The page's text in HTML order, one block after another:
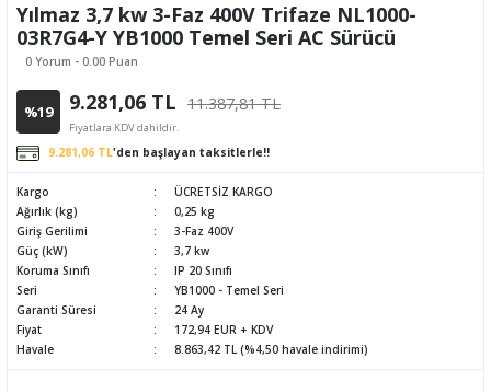
Yılmaz 3,7 kw 3-Faz 400V Trifaze NL1000-
03R7G4-Y YB1000 Temel Seri AC Sürücü
0 Yorum - 0.00 Puan
%19 9.281,06 TL 11.387,81 TL
Fiyatlara KDV dahildir.
9.281,06 TL'den başlayan taksitlerle!!
Kargo
ÜCRETSİZ KARGO
Ağırlık (kg)
0,25 kg
Giriş Gerilimi
3-Faz 400V
Güç (kW)
3,7 kw
Koruma Sınıfı
IP 20 Sınıfı
Seri
YB1000 - Temel Seri
Garanti Süresi
24 Ay
Fiyat
172,94 EUR + KDV
Havale
8.863,42 TL (%4,50 havale indirimi)